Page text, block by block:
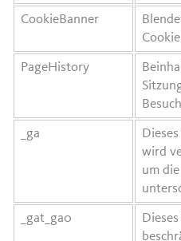
CookieBanner
PageHistory
_ga
wird
um
_gat_ga0